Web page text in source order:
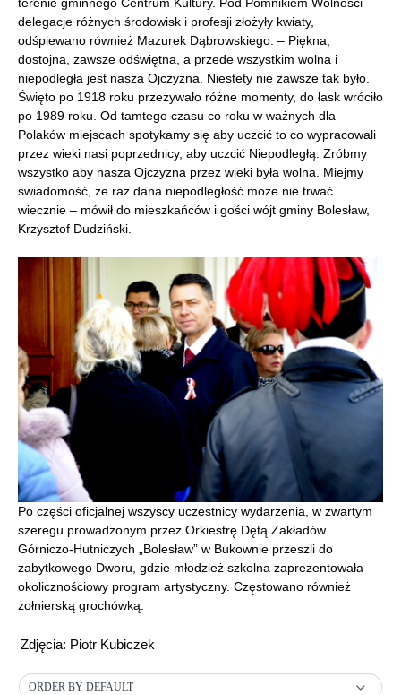
delegacje różnych środowisk i profesji złożyły kwiaty,
odśpiewano również Mazurek Dąbrowskiego. – Piękna,
dostojna, zawsze odświętna, a przede wszystkim wolna i
niepodległa jest nasza Ojczyzna. Niestety nie zawsze tak było.
Święto po 1918 roku przeżywało różne momenty, do łask wróciło
po 1989 roku. Od tamtego czasu co roku w ważnych dla
Polaków miejscach spotykamy się aby uczcić to co wypracowali
przez wieki nasi poprzednicy, aby uczcić Niepodległą. Zróbmy
wszystko aby nasza Ojczyzna przez wieki była wolna. Miejmy
świadomość, że raz dana niepodległość może nie trwać
wiecznie – mówił do mieszkańców i gości wójt gminy Bolesław,
Krzysztof Dudziński.
Po części oficjalnej wszyscy uczestnicy wydarzenia, w zwartym
szeregu prowadzonym przez Orkiestrę Dętą Zakładów
Górniczo-Hutniczych „Bolesław” w Bukownie przeszli do
zabytkowego Dworu, gdzie młodzież szkolna zaprezentowała
okolicznościowy program artystyczny. Częstowano również
żołnierską grochówką.
Zdjęcia: Piotr Kubiczek
ORDER BY DEFAULT